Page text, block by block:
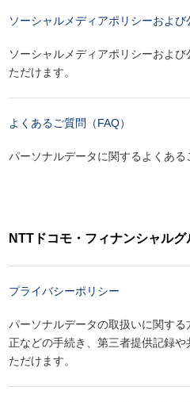
ソーシャルメディアポリシーおよ
ソーシャルメディアポリシーおよ
ただけます。
よくあるご質問（FAQ）
パーソナルデータに関するよくある
NTTドコモ・フィナンシャルグ
プライバシーポリシー
パーソナルデータの取扱いに関す
正などの手続き、第三者提供記録
ただけます。